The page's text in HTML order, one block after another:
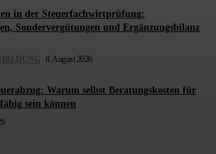
in der Steuerfachwirtprüfung:
Sondervergütungen und Ergänzungsbilanz
8. August 2026
Warum selbst Beratungskosten für
sein können